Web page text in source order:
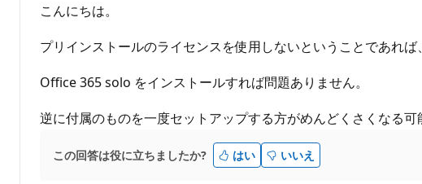
せ
こんにちは。
プリインストールのライセンスを使用しないということであれ
Office 365 solo をインストールすれば問題ありません。
逆に付属のものを一度セットアップする方がめんどくさくなる可
この回答は役に立ちましたか? はい いいえ